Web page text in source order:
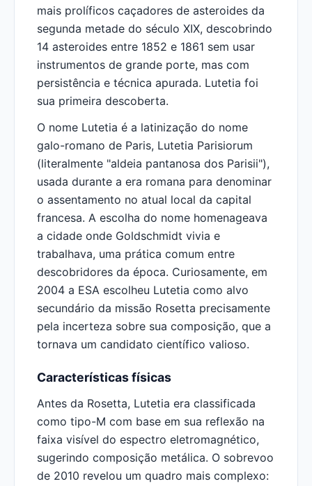
mais prolíficos caçadores de asteroides da
segunda metade do século XIX, descobrindo
14 asteroides entre 1852 e 1861 sem usar
instrumentos de grande porte, mas com
persistência e técnica apurada. Lutetia foi
sua primeira descoberta.
O nome Lutetia é a latinização do nome
galo-romano de Paris, Lutetia Parisiorum
(literalmente "aldeia pantanosa dos Parisii"),
usada durante a era romana para denominar
o assentamento no atual local da capital
francesa. A escolha do nome homenageava
a cidade onde Goldschmidt vivia e
trabalhava, uma prática comum entre
descobridores da época. Curiosamente, em
2004 a ESA escolheu Lutetia como alvo
secundário da missão Rosetta precisamente
pela incerteza sobre sua composição, que a
tornava um candidato científico valioso.
Características físicas
Antes da Rosetta, Lutetia era classificada
como tipo-M com base em sua reflexão na
faixa visível do espectro eletromagnético,
sugerindo composição metálica. O sobrevoo
de 2010 revelou um quadro mais complexo: